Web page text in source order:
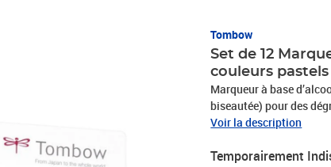
Tombow
Set de 12
couleurs pastels
Marqueur à base
biseautée) pour des
différents thèmes
pointes: une pointe
Voir la description
Temporairement